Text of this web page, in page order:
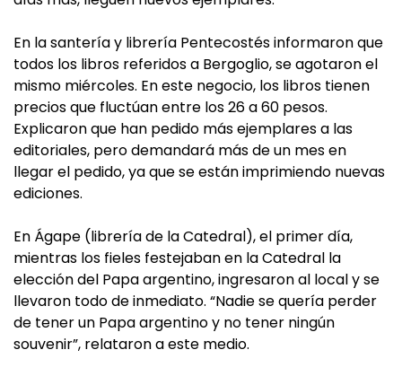
En la santería y librería Pentecostés informaron que
todos los libros referidos a Bergoglio, se agotaron el
mismo miércoles. En este negocio, los libros tienen
precios que fluctúan entre los 26 a 60 pesos.
Explicaron que han pedido más ejemplares a las
editoriales, pero demandará más de un mes en
llegar el pedido, ya que se están imprimiendo nuevas
ediciones.
En Ágape (librería de la Catedral), el primer día,
mientras los fieles festejaban en la Catedral la
elección del Papa argentino, ingresaron al local y se
llevaron todo de inmediato. “Nadie se quería perder
de tener un Papa argentino y no tener ningún
souvenir”, relataron a este medio.